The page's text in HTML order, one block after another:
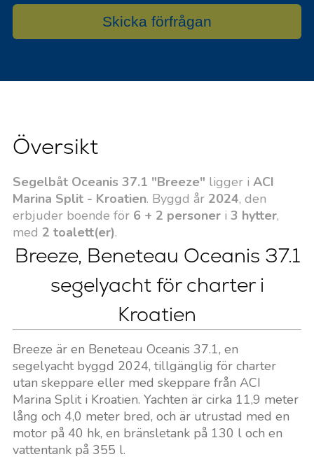
Skicka förfrågan
Översikt
Segelbåt Oceanis 37.1 "Breeze" ligger i ACI
Marina Split - Kroatien. Byggd år 2024, den
erbjuder boende för 6 + 2 personeri 3 hytter,
med 2 toalett(er).
Breeze, Beneteau Oceanis 37.1
segelyacht för charter i
Kroatien
Breeze är en Beneteau Oceanis 37.1, en
segelyacht byggd 2024, tillgänglig för charter
utan skeppare eller med skeppare från ACI
Marina Split i Kroatien. Yachten är cirka 11,9 meter
lång och 4,0 meter bred, och är utrustad med en
motor på 40 hk, en bränsletank på 130 l och en
vattentank på 355 l.